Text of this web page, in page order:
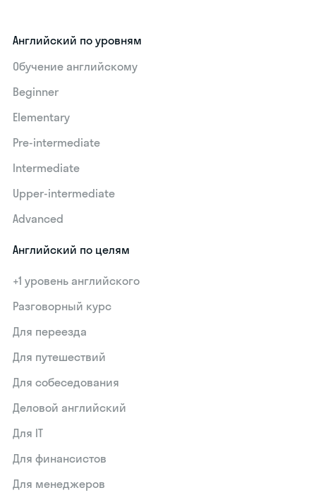
Английский по уровням
Обучение английскому
Beginner
Elementary
Pre-intermediate
Intermediate
Upper-intermediate
Advanced
Английский по целям
+1 уровень английского
Разговорный курс
Для переезда
Для путешествий
Для собеседования
Деловой английский
Для IT
Для финансистов
Для менеджеров